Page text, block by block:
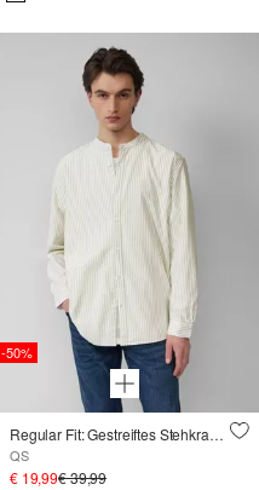
-50%
Regular Fit: Gestreiftes Stehkragenhemd aus Baumwolle
QS
€ 19,99€ 39,99